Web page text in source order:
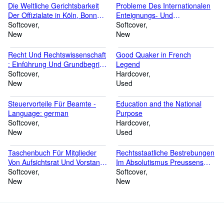
Die Weltliche Gerichtsbarkeit
Der Offizialate in Köln, Bonn
Und Werl Im 18. Jahrhundert -
Language: german
Softcover
New
Probleme Des Internationalen
Enteignungs- Und
Währungsrechts -Language:
german
Softcover
New
Recht Und Rechtswissenschaft
: Einführung Und Grundbegriffe
-Language: german
Softcover
New
Good Quaker in French
Legend
Hardcover
Used
Steuervorteile Für Beamte -
Language: german
Softcover
New
Education and the National
Purpose
Hardcover
Used
Taschenbuch Für Mitglieder
Von Aufsichtsrat Und Vorstand
Der Ag -Language: german
Softcover
New
Rechtsstaatliche Bestrebungen
Im Absolutismus Preussens
Und Österreichs Am Ende Des
18. Jahrhunderts -Language:
Softcover
New